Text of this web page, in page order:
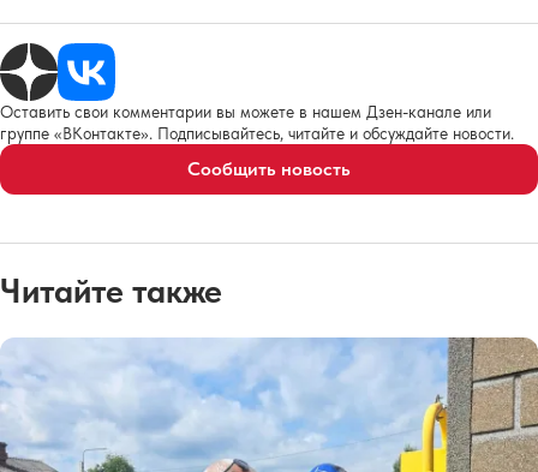
Оставить свои комментарии вы можете в нашем Дзен-канале или
группе «ВКонтакте». Подписывайтесь, читайте и обсуждайте новости.
Сообщить новость
Читайте также